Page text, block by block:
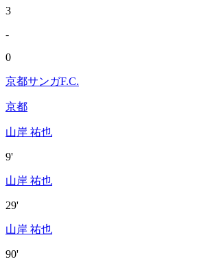
3
-
0
京都サンガF.C.
京都
山岸 祐也
9'
山岸 祐也
29'
山岸 祐也
90'